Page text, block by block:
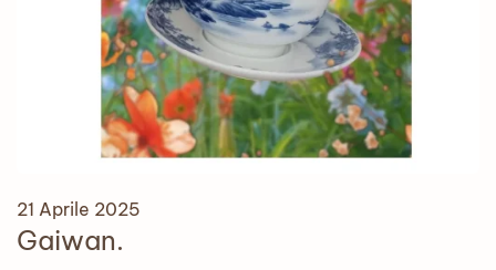
21 Aprile 2025
Gaiwan.